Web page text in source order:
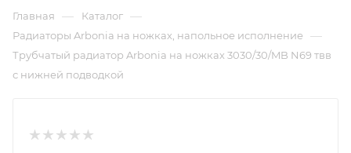
Главная — Каталог —
Радиаторы Arbonia на ножках, напольное исполнение —
Трубчатый радиатор Arbonia на ножках 3030/30/MB N69 твв
с нижней подводкой